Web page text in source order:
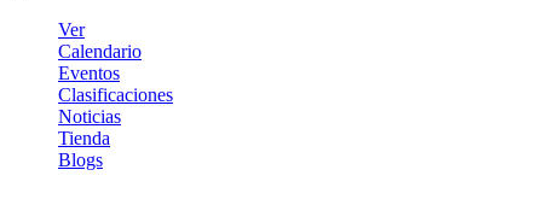
Ver
Calendario
Eventos
Clasificaciones
Noticias
Tienda
Blogs